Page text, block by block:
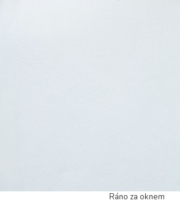
Ráno za oknem